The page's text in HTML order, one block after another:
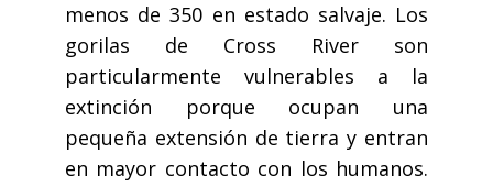
menos de 350 en estado salvaje. Los
gorilas de Cross River son
particularmente vulnerables a la
extinción porque ocupan una
pequeña extensión de tierra y entran
en mayor contacto con los humanos.